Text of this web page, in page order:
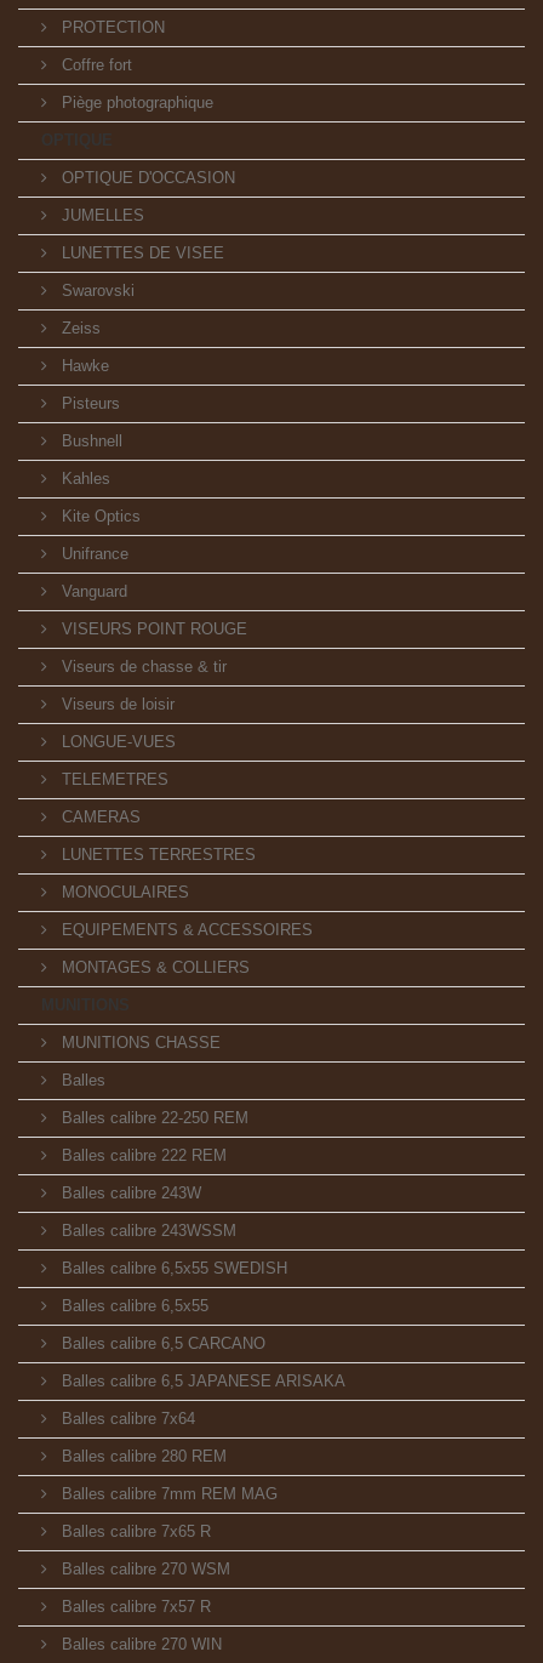
PROTECTION
Coffre fort
Piège photographique
OPTIQUE D'OCCASION
JUMELLES
LUNETTES DE VISEE
Swarovski
Zeiss
Hawke
Pisteurs
Bushnell
Kahles
Kite Optics
Unifrance
Vanguard
VISEURS POINT ROUGE
Viseurs de chasse & tir
Viseurs de loisir
LONGUE-VUES
TELEMETRES
CAMERAS
LUNETTES TERRESTRES
MONOCULAIRES
EQUIPEMENTS & ACCESSOIRES
MONTAGES & COLLIERS
MUNITIONS
MUNITIONS CHASSE
Balles
Balles calibre 22-250 REM
Balles calibre 222 REM
Balles calibre 243W
Balles calibre 243WSSM
Balles calibre 6,5x55 SWEDISH
Balles calibre 6,5x55
Balles calibre 6,5 CARCANO
Balles calibre 6,5 JAPANESE ARISAKA
Balles calibre 7x64
Balles calibre 280 REM
Balles calibre 7mm REM MAG
Balles calibre 7x65 R
Balles calibre 270 WSM
Balles calibre 7x57 R
Balles calibre 270 WIN